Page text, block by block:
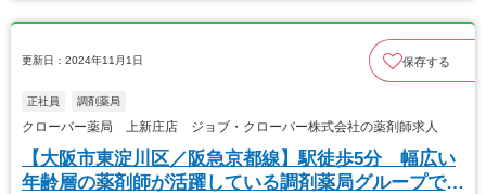
更新日：2024年11月1日 保存する
正社員 調剤薬局
クローバー薬局 上新庄店 ジョブ・クローバー株式会社の薬剤師求人
【大阪市東淀川区／阪急京都線】駅徒歩5分 幅広い
年齢層の薬剤師が活躍している調剤薬局グループで